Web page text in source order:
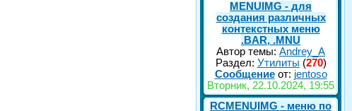
MENUIMG - для
создания различных
контекстных меню
.BAR, .MNU
Автор темы: Andrey_A
Раздел: Утилиты (270)
Сообщениеот: jentoso
Вторник, 22.10.2024, 19:55
RCMENUIMG - меню по